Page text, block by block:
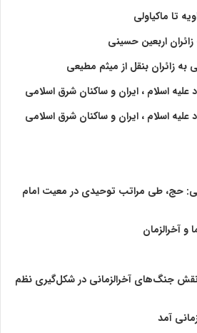
تا ماکیاولی
اربعین حسینی
زائران بنقل از میثم مطیعی
اسلام ، ایران و ساکنان شرق اسلامی
اسلام ، ایران و ساکنان شرق اسلامی
حج، طی مراتب توحیدی در معیت امام
و آخرالزمان
جنگ‌های آخرالزمانی در شکل‌گیری نظم
آمد